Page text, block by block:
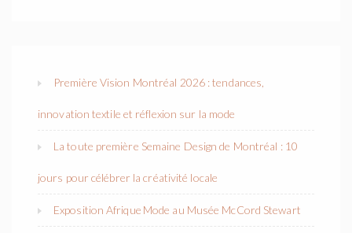
Première Vision Montréal 2026 : tendances,
innovation textile et réflexion sur la mode
La toute première Semaine Design de Montréal : 10
jours pour célébrer la créativité locale
Exposition Afrique Mode au Musée McCord Stewart